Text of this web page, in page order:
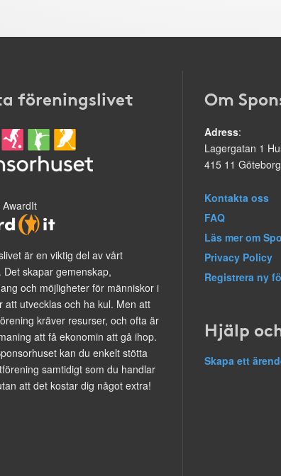
föreningslivet
AwardIt
är en viktig del av vårt
Det skapar gemenskap,
och möjligheter för människor i
att utvecklas och ha kul. Men att
kräver resurser, och ofta är
att få ekonomin att gå ihop.
kan du enkelt stötta
samtidigt som du handlar
att det kostar dig något extra!
Om
Adress:
Lagergatan 1
415 11 Göteborg
Kontakta oss
FAQ
Läs mer om
Privacy Policy
Registrera ny
Hjälp
Skapa ett